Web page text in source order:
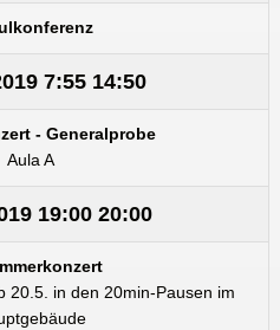
7:55 14:50
- Generalprobe
Aula A
19:00 20:00
20.5. in den 20min-Pausen im